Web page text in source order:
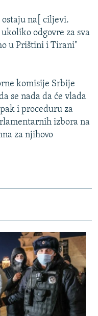
ostaju na[ ciljevi.
odgovre za sva
u Prištini i Tirani"
komisije Srbije
se nada da će vlada
i proceduru za
izbora na
za njihovo